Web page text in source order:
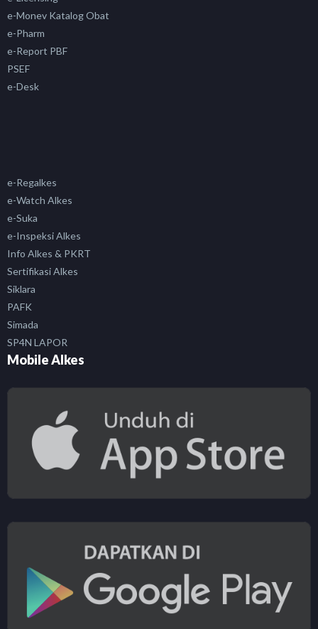
e-Monev Katalog Obat
e-Pharm
e-Report PBF
PSEF
e-Desk
e-Regalkes
e-Watch Alkes
e-Suka
e-Inspeksi Alkes
Info Alkes & PKRT
Sertifikasi Alkes
Siklara
PAFK
Simada
SP4N LAPOR
Mobile Alkes